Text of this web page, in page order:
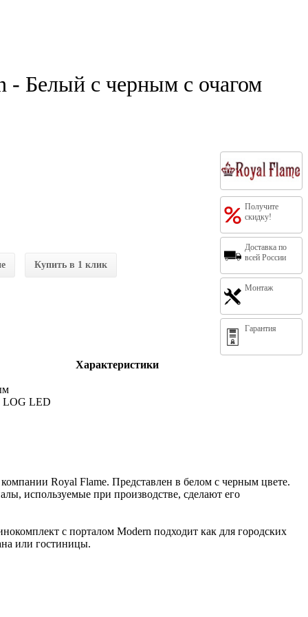
- Белый с черным с очагом
Получите
скидку!
Доставка по
всей России
Монтаж
Гарантия
Купить в 1 клик
Характеристики
LOG LED
Royal Flame. Представлен в белом с черным цвете.
используемые при производстве, сделают его
с порталом Modern подходит как для городских
или гостиницы.